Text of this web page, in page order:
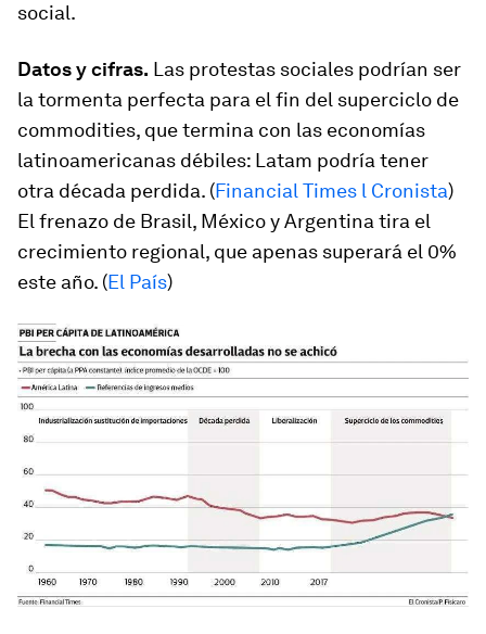
social.
Datos y cifras. Las protestas sociales podrían ser
la tormenta perfecta para el fin del superciclo de
commodities, que termina con las economías
latinoamericanas débiles: Latam podría tener
otra década perdida. (Financial Times l Cronista)
El frenazo de Brasil, México y Argentina tira el
crecimiento regional, que apenas superará el 0%
este año. (El País)